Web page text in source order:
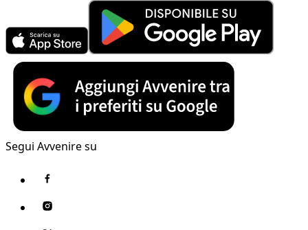
Segui Avvenire su